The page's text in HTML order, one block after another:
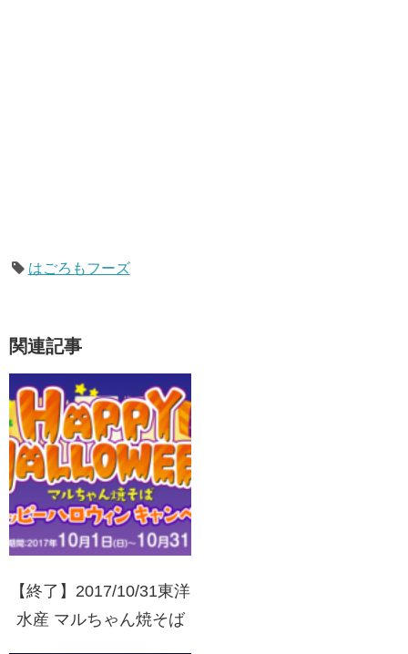
はごろもフーズ
関連記事
【終了】2017/10/31東洋
水産 マルちゃん焼そば